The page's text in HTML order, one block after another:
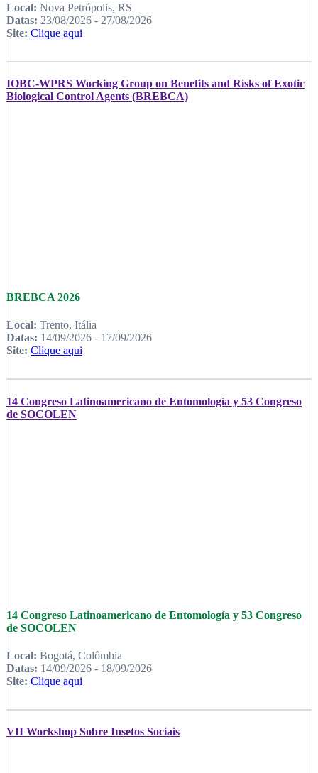
Local: Nova Petrópolis, RS
Datas: 23/08/2026 - 27/08/2026
Site: Clique aqui
IOBC-WPRS Working Group on Benefits and Risks of Exotic
Biological Control Agents (BREBCA)
BREBCA 2026
Local: Trento, Itália
Datas: 14/09/2026 - 17/09/2026
Site: Clique aqui
14 Congreso Latinoamericano de Entomología y 53 Congreso
de SOCOLEN
14 Congreso Latinoamericano de Entomología y 53 Congreso
de SOCOLEN
Local: Bogotá, Colômbia
Datas: 14/09/2026 - 18/09/2026
Site: Clique aqui
VII Workshop Sobre Insetos Sociais